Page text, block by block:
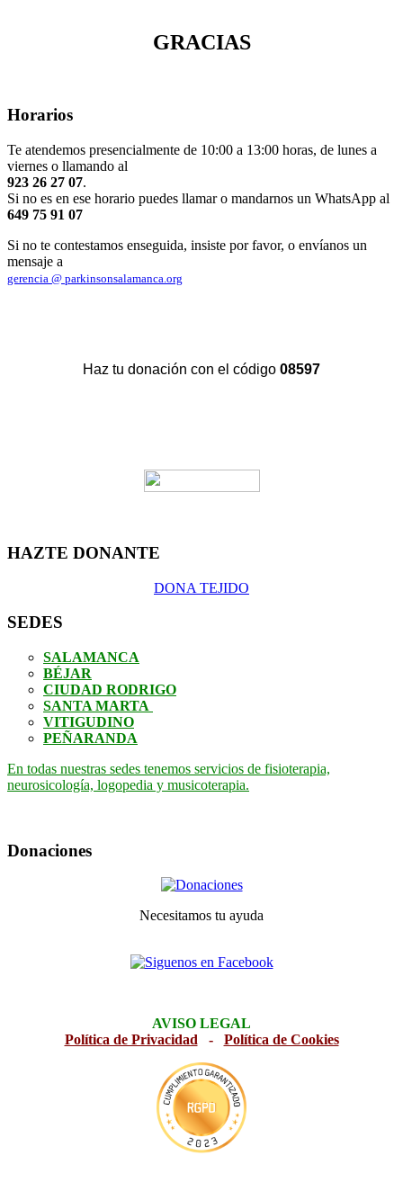
GRACIAS
Horarios
Te atendemos presencialmente de 10:00 a 13:00 horas, de lunes a
viernes o llamando al
923 26 27 07.
Si no es en ese horario puedes llamar o mandarnos un WhatsApp al
649 75 91 07
Si no te contestamos enseguida, insiste por favor, o envíanos un
mensaje a
gerencia @ parkinsonsalamanca.org
Haz tu donación con el código 08597
HAZTE DONANTE
DONA TEJIDO
SEDES
SALAMANCA
BÉJAR
CIUDAD RODRIGO
SANTA MARTA
VITIGUDINO
PEÑARANDA
En todas nuestras sedes tenemos servicios de fisioterapia,
neurosicología, logopedia y musicoterapia.
Donaciones
Necesitamos tu ayuda
AVISO LEGAL
Política de Privacidad - Política de Cookies